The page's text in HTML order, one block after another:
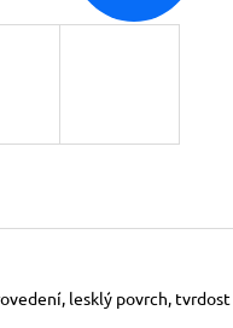
lesklý povrch,